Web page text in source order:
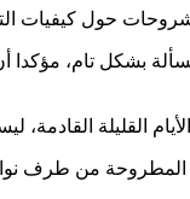
حول كيفيات
بشكل تام،
القليلة
المطروحة من طرف